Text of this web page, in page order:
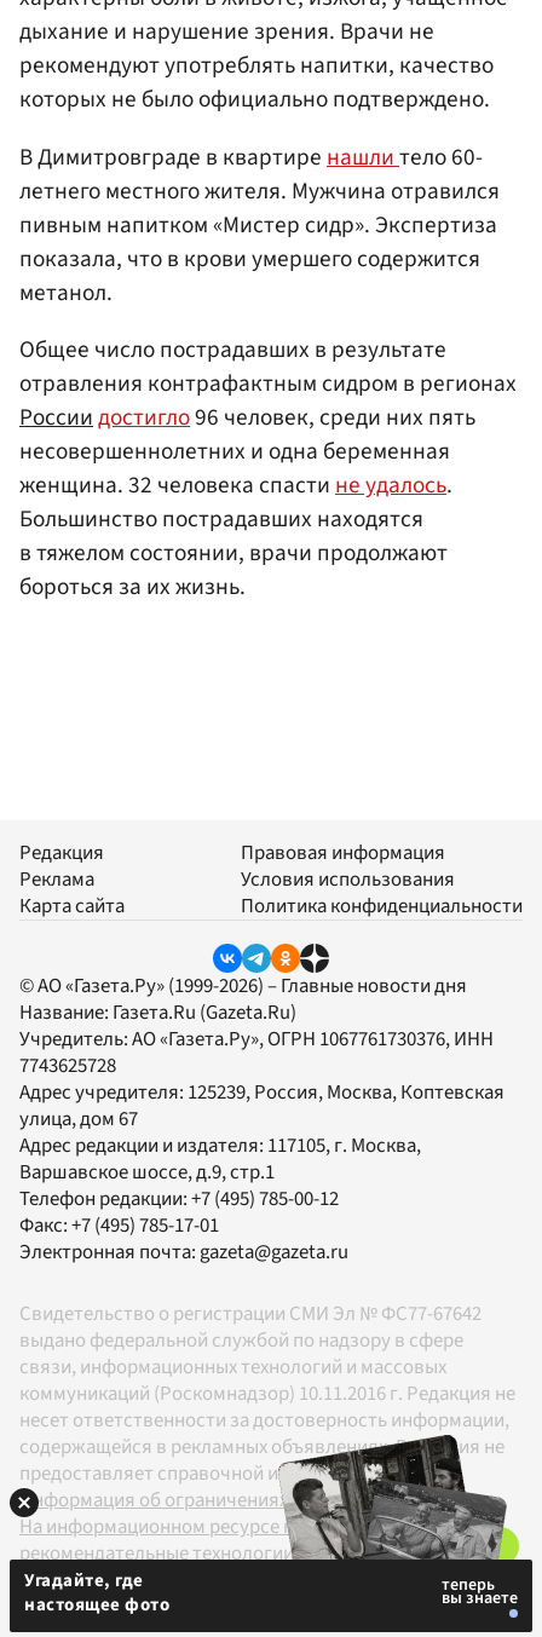
дыхание и нарушение зрения. Врачи не
рекомендуют употреблять напитки, качество
которых не было официально подтверждено.
В Димитровграде в квартире нашлитело 60-
летнего местного жителя. Мужчина отравился
пивным напитком «Мистер сидр». Экспертиза
показала, что в крови умершего содержится
метанол.
Общее число пострадавших в результате
отравления контрафактным сидром в регионах
Россиидостигло96 человек, среди них пять
несовершеннолетних и одна беременная
женщина. 32 человека спастине удалось.
Большинство пострадавших находятся
в тяжелом состоянии, врачи продолжают
бороться за их жизнь.
Редакция
Реклама
Карта сайта
Правовая информация
Условия использования
Политика конфиденциальности
© АО «Газета.Ру» (1999-2026) – Главные новости дня
Название: Газета.Ru (Gazeta.Ru)
Учредитель:АО «Газета.Ру», ОГРН 1067761730376, ИНН
7743625728
Адрес учредителя: 125239, Россия, Москва, Коптевская
улица, дом 67
Адрес редакции и издателя: 117105, г. Москва,
Варшавское шоссе, д.9, стр.1
Телефон редакции:+7 (495) 785-00-12
Факс:+7 (495) 785-17-01
Электронная почта:gazeta@gazeta.ru
Свидетельство о регистрации СМИ Эл № ФС77-67642
выдано федеральной службой по надзору в сфере
связи, информационных технологий и массовых
коммуникаций (Роскомнадзор) 10.11.2016 г. Редакция не
несет ответственности за достоверность информации,
содержащейся в рекламных объявлениях. Редакция не
предоставляет справочной информации.
Информация об ограничениях
На информационном ресурсе применяются
рекомендательные технологии в соответствии с
Правилами
Угадайте, где
настоящее фото